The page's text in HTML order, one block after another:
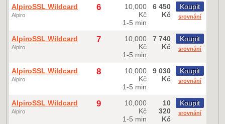
AlpiroSSL Wildcard
Alpiro
6
10,000
Kč
1-5 min
6 450
Kč
Koupit
srovnání
AlpiroSSL Wildcard
Alpiro
7
10,000
Kč
1-5 min
7 740
Kč
Koupit
srovnání
AlpiroSSL Wildcard
Alpiro
8
10,000
Kč
1-5 min
9 030
Kč
Koupit
srovnání
AlpiroSSL Wildcard
Alpiro
9
10,000
Kč
1-5 min
10
320
Kč
Koupit
srovnání